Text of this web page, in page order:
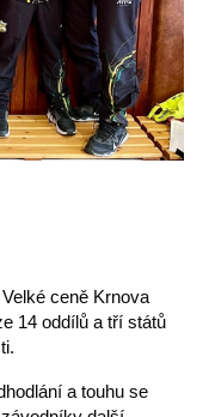
ceně Krnova
14 oddílů a tří států
a touhu se